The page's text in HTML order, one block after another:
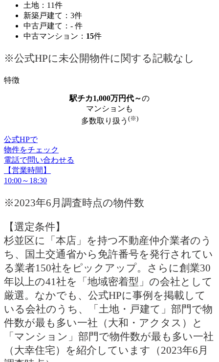
土地：11件
新築戸建て：3件
中古戸建て：- 件
中古マンション： 15件
※公式HPに未公開物件に関する記載なし
特徴
駅チカ1,000万円代～の
マンションも
多数取り扱う (※)
公式HPで
物件をチェック
電話で問い合わせる
【営業時間】
10:00～18:30
※2023年6月調査時点の物件数
【選定条件】
杉並区に「本店」を持つ不動産仲介業者のう
ち、国土交通省から免許番号を発行されてい
る業者150社をピックアップ。さらに創業30
年以上の41社を「地域密着型」の会社として
厳選。なかでも、公式HPに事例を掲載して
いる会社のうち、「土地・戸建て」部門で物
件数が最も多い一社（大和・アクタス）と
「マンション」部門で物件数が最も多い一社
（大幸住宅）を紹介しています（2023年6月